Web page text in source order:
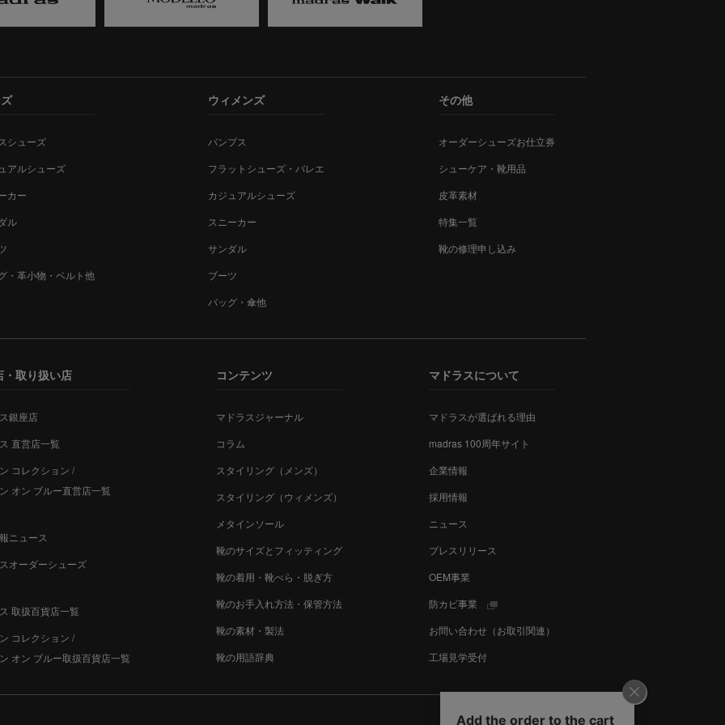
シューズ
アルシューズ
カー
ル
・革小物・ベルト他
ウィメンズ
パンプス
フラットシューズ・バレエ
カジュアルシューズ
スニーカー
サンダル
ブーツ
バッグ・傘他
その他
オーダーシューズお仕立券
シューケア・靴用品
皮革素材
特集一覧
靴の修理申し込み
・取り扱い店
銀座店
直営店一覧
コレクション /
オン ブルー直営店一覧
ニュース
オーダーシューズ
取扱百貨店一覧
コレクション /
オン ブルー取扱百貨店一覧
コンテンツ
マドラスジャーナル
コラム
スタイリング（メンズ）
スタイリング（ウィメンズ）
メタインソール
靴のサイズとフィッティング
靴の着用・靴べら・脱ぎ方
靴のお手入れ方法・保管方法
靴の素材・製法
靴の用語辞典
マドラスについて
マドラスが選ばれる理由
madras 100周年サイト
企業情報
採用情報
ニュース
プレスリリース
OEM事業
防カビ事業
お問い合わせ（お取引関連）
工場見学受付